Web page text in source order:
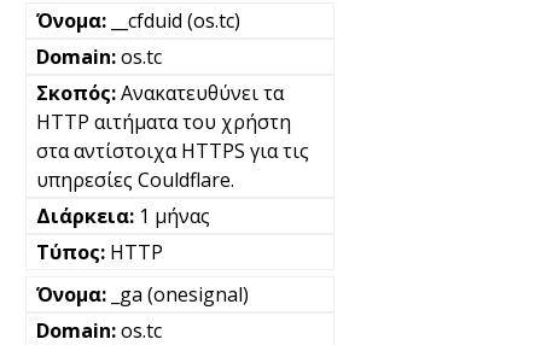
__cfduid (os.tc)
os.tc
Ανακατευθύνει τα
HTTP αιτήματα του χρήστη
στα αντίστοιχα HTTPS για τις
υπηρεσίες Couldflare.
1 μήνας
HTTP
_ga (onesignal)
os.tc